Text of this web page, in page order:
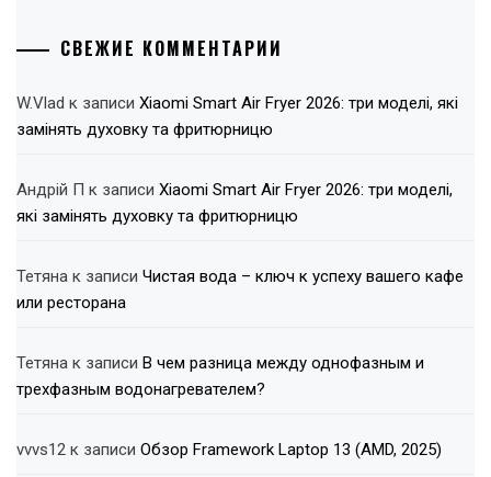
СВЕЖИЕ КОММЕНТАРИИ
W.Vlad к записи Xiaomi Smart Air Fryer 2026: три моделі, які
замінять духовку та фритюрницю
Андрій П к записи Xiaomi Smart Air Fryer 2026: три моделі,
які замінять духовку та фритюрницю
Тетяна к записи Чистая вода – ключ к успеху вашего кафе
или ресторана
Тетяна к записи В чем разница между однофазным и
трехфазным водонагревателем?
vvvs12 к записи Обзор Framework Laptop 13 (AMD, 2025)